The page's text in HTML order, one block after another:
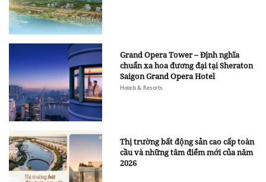
Grand Opera Tower – Định nghĩa
chuẩn xa hoa đương đại tại Sheraton
Saigon Grand Opera Hotel
Hotels & Resorts
Thị trường bất động sản cao cấp toàn
cầu và những tâm điểm mới của năm
2026